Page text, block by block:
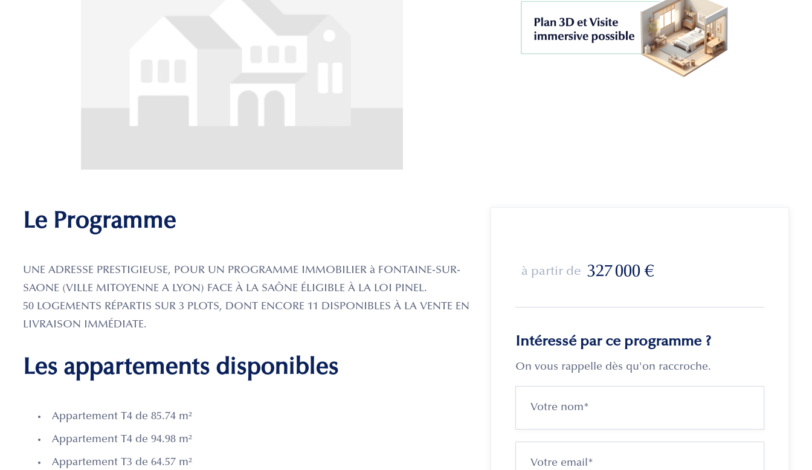
Le Programme
UNE ADRESSE PRESTIGIEUSE, POUR UN PROGRAMME IMMOBILIER à FONTAINE-SUR-
SAONE (VILLE MITOYENNE A LYON) FACE À LA SAÔNE ÉLIGIBLE À LA LOI PINEL.
50 LOGEMENTS RÉPARTIS SUR 3 PLOTS, DONT ENCORE 11 DISPONIBLES À LA VENTE EN
LIVRAISON IMMÉDIATE.
Les appartements disponibles
Appartement T4 de 85.74 m²
Appartement T4 de 94.98 m²
Appartement T3 de 64.57 m²
à partir de 327 000 €
Intéressé par ce programme ?
On vous rappelle dès qu'on raccroche.